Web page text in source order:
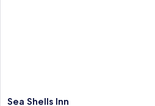
Sea
Sea Shells Inn